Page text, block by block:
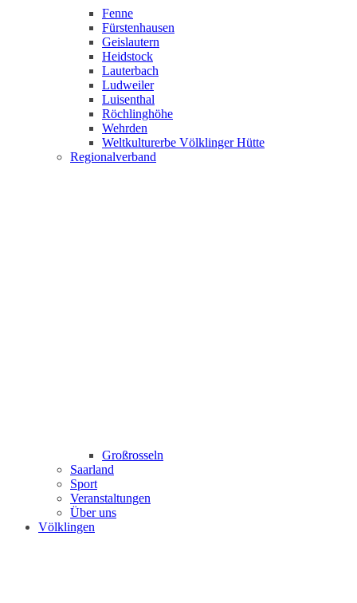
Fenne
Fürstenhausen
Geislautern
Heidstock
Lauterbach
Ludweiler
Luisenthal
Röchlinghöhe
Wehrden
Weltkulturerbe Völklinger Hütte
Regionalverband
Großrosseln
Saarland
Sport
Veranstaltungen
Über uns
Völklingen